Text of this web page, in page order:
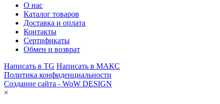
О нас
Каталог товаров
Доставка и оплата
Контакты
Сертификаты
Обмен и возврат
Написать в TG Написать в МАКС
Политика конфиденциальности
Создание сайта - WoW DESIGN
×